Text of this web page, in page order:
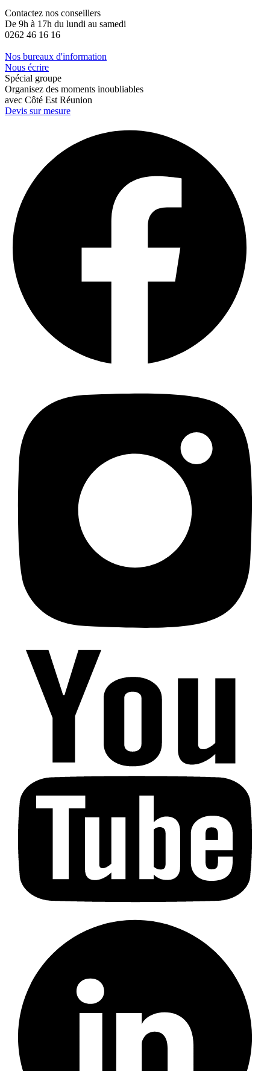
Contactez nos conseillers
De 9h à 17h du lundi au samedi
0262 46 16 16
Nos bureaux d'information
Nous écrire
Spécial groupe
Organisez des moments inoubliables
avec Côté Est Réunion
Devis sur mesure